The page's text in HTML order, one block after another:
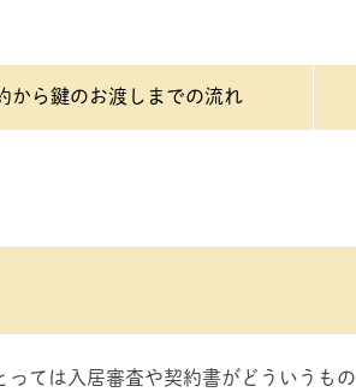
から鍵のお渡しまでの流れ
ては入居審査や契約書がどういうもの